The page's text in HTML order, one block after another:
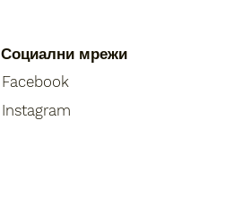
Социални мрежи
Facebook
Instagram